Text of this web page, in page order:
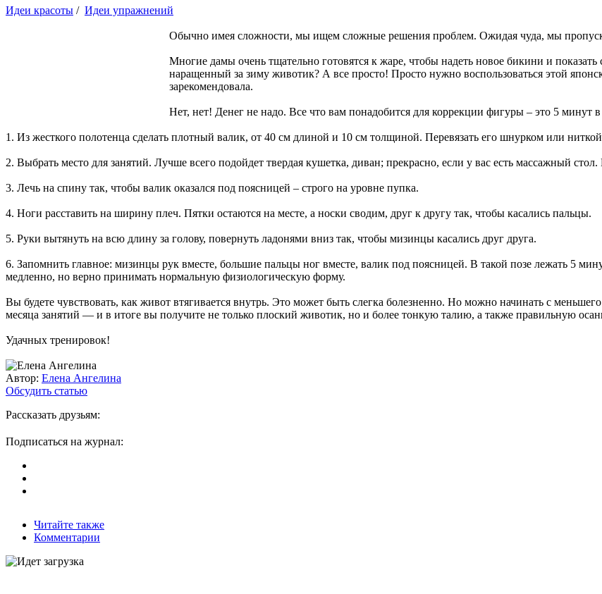
Идеи красоты / Идеи упражнений
Обычно имея сложности, мы ищем сложные решения проблем. Ожидая чуда, мы
Многие дамы очень тщательно готовятся к жаре, чтобы надеть новое бикини и показать
наращенный за зиму животик? А все просто! Просто нужно воспользоваться этой
зарекомендовала.
Нет, нет! Денег не надо. Все что вам понадобится для коррекции фигуры – это 5 минут
1. Из жесткого полотенца сделать плотный валик, от 40 см длиной и 10 см толщиной. Перевязать его шнурком или
2. Выбрать место для занятий. Лучше всего подойдет твердая кушетка, диван; прекрасно, если у вас есть массажный
3. Лечь на спину так, чтобы валик оказался под поясницей – строго на уровне пупка.
4. Ноги расставить на ширину плеч. Пятки остаются на месте, а носки сводим, друг к другу так, чтобы касались пальцы.
5. Руки вытянуть на всю длину за голову, повернуть ладонями вниз так, чтобы мизинцы касались друг друга.
6. Запомнить главное: мизинцы рук вместе, большие пальцы ног вместе, валик под поясницей. В такой позе лежать 5
медленно, но верно принимать нормальную физиологическую форму.
Вы будете чувствовать, как живот втягивается внутрь. Это может быть слегка болезненно. Но можно начинать с
месяца занятий — и в итоге вы получите не только плоский животик, но и более тонкую талию, а также правильную
Удачных тренировок!
Автор: Елена Ангелина
Обсудить статью
Рассказать друзьям:
Подписаться на журнал:
Читайте также
Комментарии